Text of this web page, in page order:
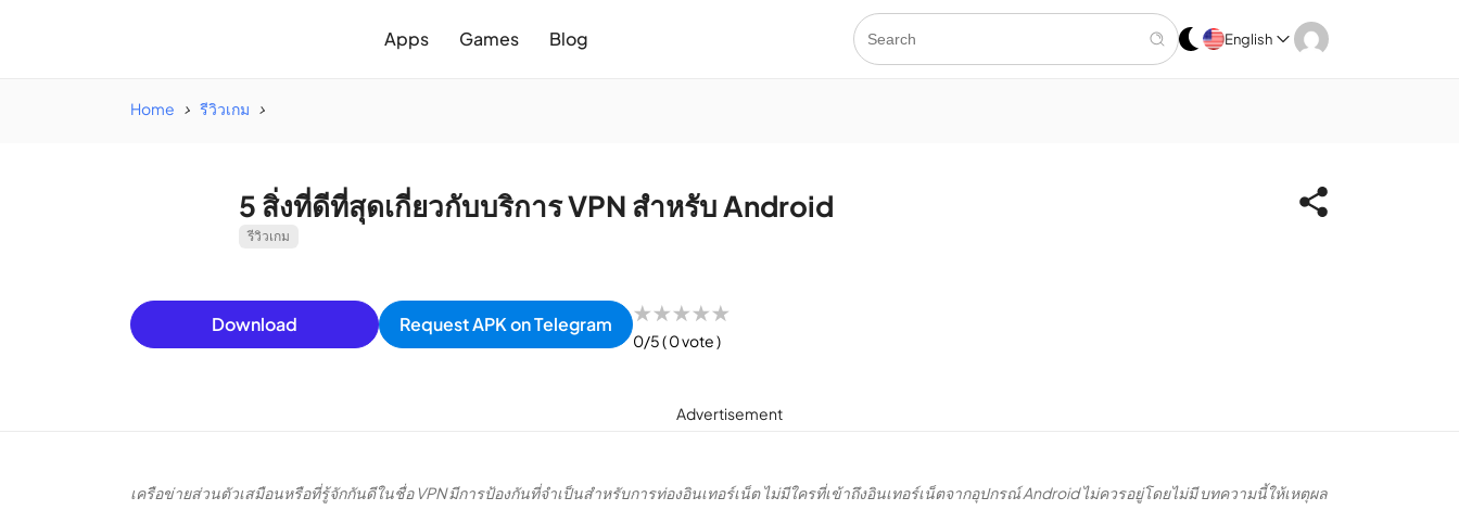
Apps Games Blog English
Home รีวิวเกม
5 สิ่งที่ดีที่สุดเกี่ยวกับบริการ VPN สำหรับ Android
รีวิวเกม
Download Request APK on Telegram ★★★★★
0/5( 0 vote )
Advertisement
เครือข่ายส่วนตัวเสมือนหรือที่รู้จักกันดีในชื่อ VPN มีการป้องกันที่จำเป็นสำหรับการท่องอินเทอร์เน็ต ไม่มีใครที่เข้าถึงอินเทอร์เน็ตจากอุปกรณ์ Android ไม่ควรอยู่โดยไม่มี บทความนี้ให้เหตุผล